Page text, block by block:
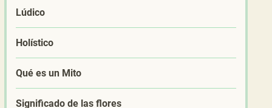
Lúdico
Holístico
Qué es un Mito
Significado de las flores